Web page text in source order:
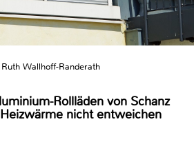
Wallhoff-Randerath
Rollläden von Schanz
nicht entweichen